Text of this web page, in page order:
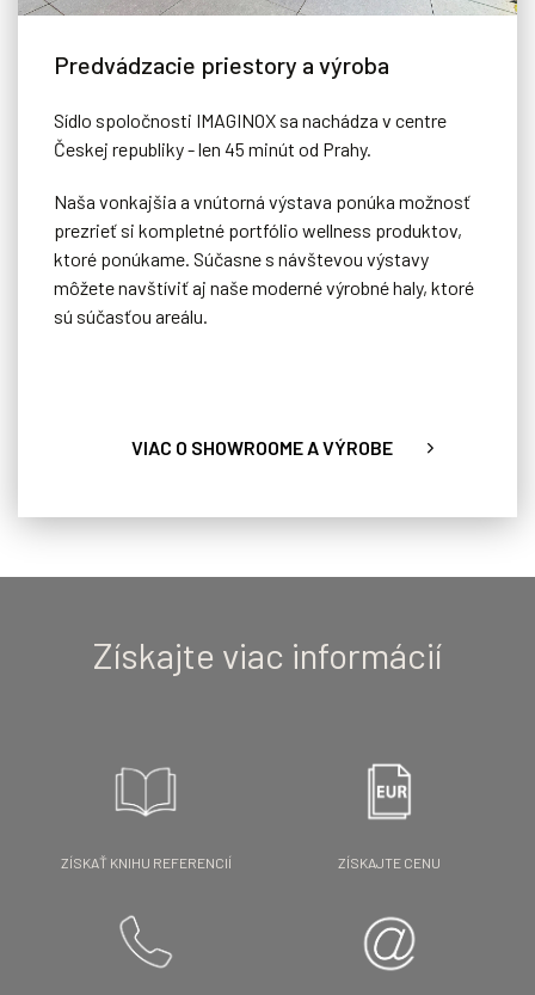
Predvádzacie priestory a výroba
Sídlo spoločnosti IMAGINOX sa nachádza v centre
Českej republiky - len 45 minút od Prahy.
Naša vonkajšia a vnútorná výstava ponúka možnosť
prezrieť si kompletné portfólio wellness produktov,
ktoré ponúkame. Súčasne s návštevou výstavy
môžete navštíviť aj naše moderné výrobné haly, ktoré
sú súčasťou areálu.
VIAC O SHOWROOME A VÝROBE
Získajte viac informácií
ZÍSKAŤ KNIHU REFERENCIÍ ZÍSKAJTE CENU